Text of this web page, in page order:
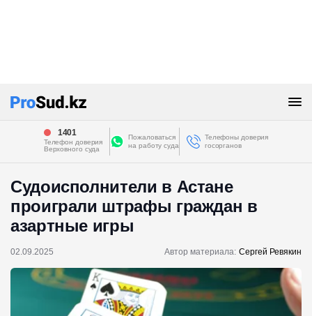
1401
Телефон доверия
Верховного суда
Пожаловаться
на работу суда
Телефоны доверия
госорганов
Судоисполнители в Астане
проиграли штрафы граждан в
азартные игры
02.09.2025 Автор материала: Сергей Ревякин